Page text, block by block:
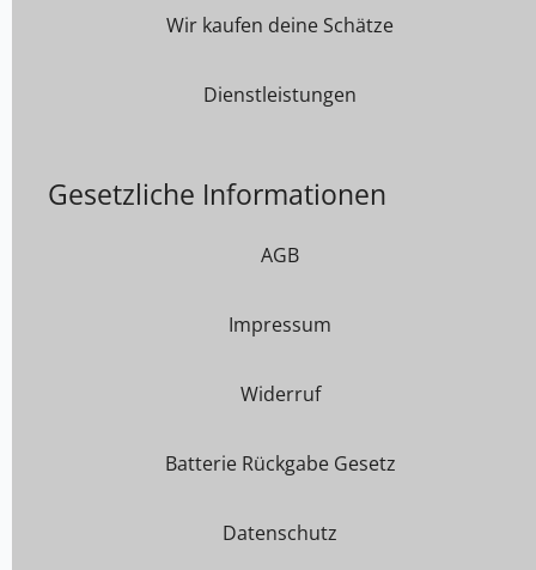
Wir kaufen deine Schätze
Dienstleistungen
Gesetzliche Informationen
AGB
Impressum
Widerruf
Batterie Rückgabe Gesetz
Datenschutz